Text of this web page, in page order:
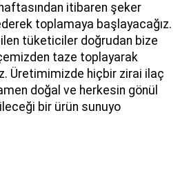
itibaren şeker
toplamaya başlayacağız.
tüketiciler doğrudan bize
taze toplayarak
Üretimimizde hiçbir zirai ilaç
doğal ve herkesin gönül
bir ürün sunuyo